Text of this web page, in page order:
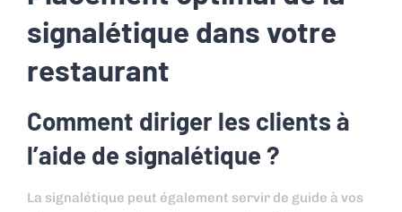
signalétique dans votre
restaurant
Comment diriger les clients à
l’aide de signalétique ?
La signalétique peut également servir de guide à vos